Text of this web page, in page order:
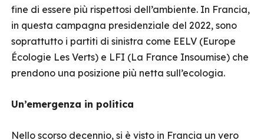
fine di essere più rispettosi dell’ambiente. In Francia,
in questa campagna presidenziale del 2022, sono
soprattutto i partiti di sinistra come EELV (Europe
Écologie Les Verts) e LFI (La France Insoumise) che
prendono una posizione più netta sull’ecologia.
Un’emergenza in politica
Nello scorso decennio, si è visto in Francia un vero